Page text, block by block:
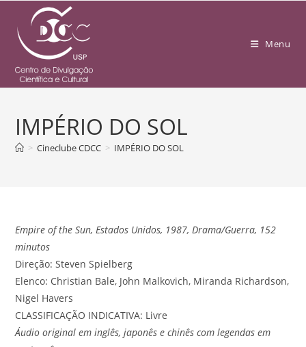
Menu
IMPÉRIO DO SOL
> Cineclube CDCC > IMPÉRIO DO SOL
Empire of the Sun, Estados Unidos, 1987, Drama/Guerra, 152
minutos
Direção: Steven Spielberg
Elenco: Christian Bale, John Malkovich, Miranda Richardson,
Nigel Havers
CLASSIFICAÇÃO INDICATIVA: Livre
Áudio original em inglês, japonês e chinês com legendas em